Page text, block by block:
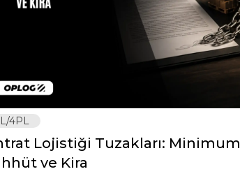
4PL
Lojistiği Tuzakları: Minimum
ve Kira